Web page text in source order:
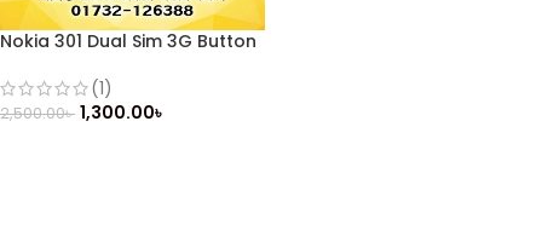
Nokia 301 Dual Sim 3G Button
(1)
2,500.00৳ 1,300.00৳